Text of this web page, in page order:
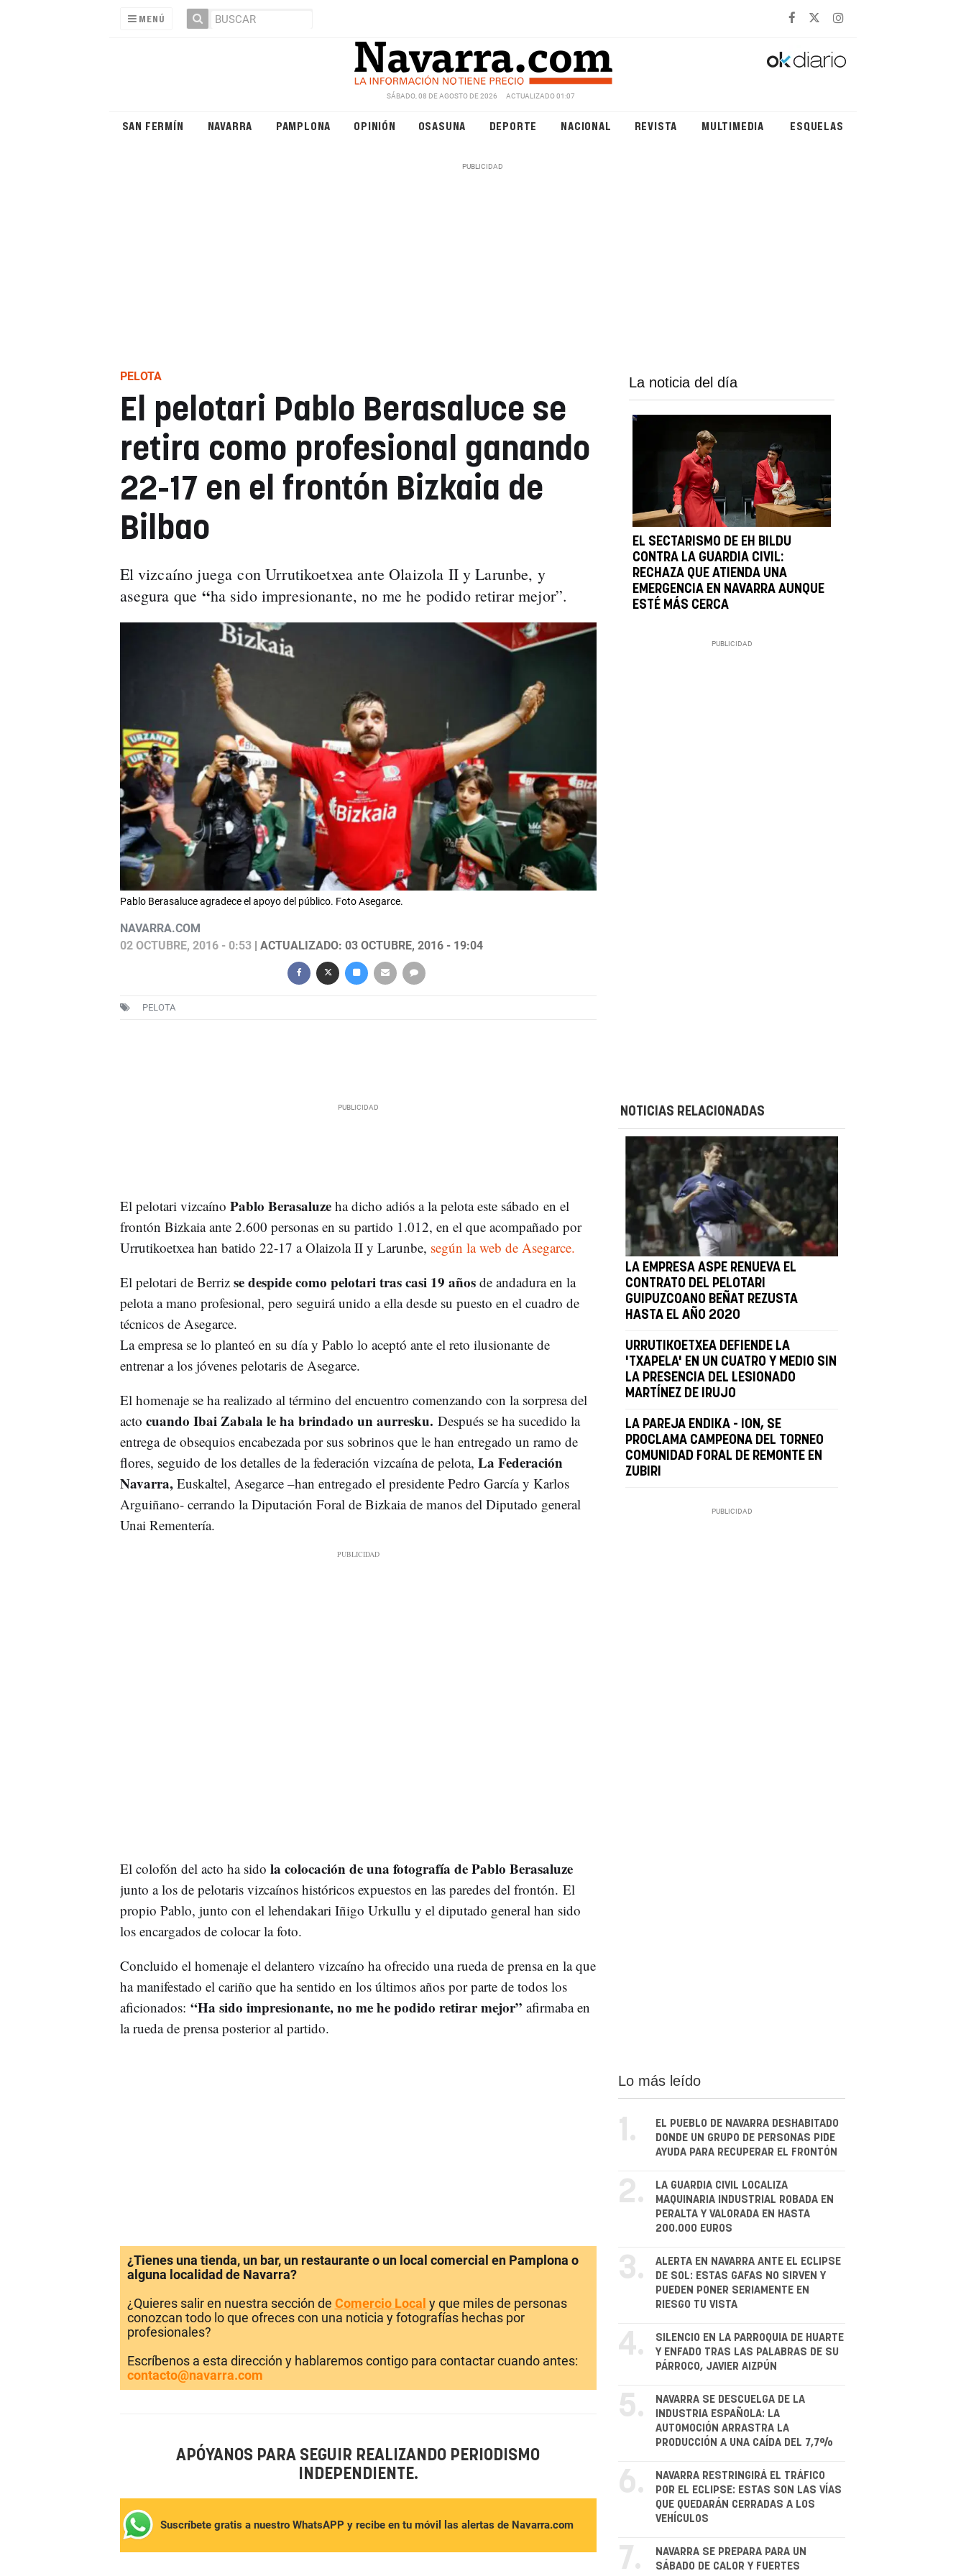
MENÚ
SÁBADO, 08 DE AGOSTO DE 2026 ACTUALIZADO 01:07
SAN FERMÍN NAVARRA PAMPLONA OPINIÓN OSASUNA DEPORTE NACIONAL REVISTA MULTIMEDIA ESQUELAS
PELOTA
El pelotari Pablo Berasaluce se
retira como profesional ganando
22-17 en el frontón Bizkaia de
Bilbao
El vizcaíno juega con Urrutikoetxea ante Olaizola II y Larunbe, y
asegura que“ha sido impresionante, no me he podido retirar mejor”.
Pablo Berasaluce agradece el apoyo del público. Foto Asegarce.
NAVARRA.COM
02 OCTUBRE, 2016 - 0:53| ACTUALIZADO: 03 OCTUBRE, 2016 - 19:04
PELOTA
La noticia del día
EL SECTARISMO DE EH BILDU
CONTRA LA GUARDIA CIVIL:
RECHAZA QUE ATIENDA UNA
EMERGENCIA EN NAVARRA AUNQUE
ESTÉ MÁS CERCA
El pelotari vizcaíno Pablo Berasaluzeha dicho adiós a la pelota este sábado en el
frontón Bizkaia ante 2.600 personas en su partido 1.012, en el que acompañado por
Urrutikoetxea han batido 22-17 a Olaizola II y Larunbe, según la web de Asegarce.
El pelotari de Berrizse despide como pelotari tras casi 19 años de andadura en la
pelota a mano profesional, pero seguirá unido a ella desde su puesto en el cuadro de
técnicos de Asegarce.
La empresa se lo planteó en su día y Pablo lo aceptó ante el reto ilusionante de
entrenar a los jóvenes pelotaris de Asegarce.
El homenaje se ha realizado al término del encuentro comenzando con la sorpresa del
acto cuando Ibai Zabala le ha brindado un aurresku. Después se ha sucedido la
entrega de obsequios encabezada por sus sobrinos que le han entregado un ramo de
flores, seguido de los detalles de la federación vizcaína de pelota, La Federación
Navarra,Euskaltel, Asegarce –han entregado el presidente Pedro García y Karlos
Arguiñano- cerrando la Diputación Foral de Bizkaia de manos del Diputado general
Unai Rementería.
El colofón del acto ha sido la colocación de una fotografía de Pablo Berasaluze
junto a los de pelotaris vizcaínos históricos expuestos en las paredes del frontón. El
propio Pablo, junto con el lehendakari Iñigo Urkullu y el diputado general han sido
los encargados de colocar la foto.
Concluido el homenaje el delantero vizcaíno ha ofrecido una rueda de prensa en la que
ha manifestado el cariño que ha sentido en los últimos años por parte de todos los
aficionados: “Ha sido impresionante, no me he podido retirar mejor” afirmaba en
la rueda de prensa posterior al partido.
NOTICIAS RELACIONADAS
LA EMPRESA ASPE RENUEVA EL
CONTRATO DEL PELOTARI
GUIPUZCOANO BEÑAT REZUSTA
HASTA EL AÑO 2020
URRUTIKOETXEA DEFIENDE LA
'TXAPELA' EN UN CUATRO Y MEDIO SIN
LA PRESENCIA DEL LESIONADO
MARTÍNEZ DE IRUJO
LA PAREJA ENDIKA - ION, SE
PROCLAMA CAMPEONA DEL TORNEO
COMUNIDAD FORAL DE REMONTE EN
ZUBIRI
¿Tienes una tienda, un bar, un restaurante o un local comercial en Pamplona o
alguna localidad de Navarra?
¿Quieres salir en nuestra sección de Comercio Local y que miles de personas
conozcan todo lo que ofreces con una noticia y fotografías hechas por
profesionales?
Escríbenos a esta dirección y hablaremos contigo para contactar cuando antes:
contacto@navarra.com
APÓYANOS PARA SEGUIR REALIZANDO PERIODISMO
INDEPENDIENTE.
Suscríbete gratis a nuestro WhatsAPP y recibe en tu móvil las alertas de Navarra.com
Lo más leído
1.
EL PUEBLO DE NAVARRA DESHABITADO
DONDE UN GRUPO DE PERSONAS PIDE
AYUDA PARA RECUPERAR EL FRONTÓN
2.
LA GUARDIA CIVIL LOCALIZA
MAQUINARIA INDUSTRIAL ROBADA EN
PERALTA Y VALORADA EN HASTA
200.000 EUROS
3.
ALERTA EN NAVARRA ANTE EL ECLIPSE
DE SOL: ESTAS GAFAS NO SIRVEN Y
PUEDEN PONER SERIAMENTE EN
RIESGO TU VISTA
4.
SILENCIO EN LA PARROQUIA DE HUARTE
Y ENFADO TRAS LAS PALABRAS DE SU
PÁRROCO, JAVIER AIZPÚN
5.
NAVARRA SE DESCUELGA DE LA
INDUSTRIA ESPAÑOLA: LA
AUTOMOCIÓN ARRASTRA LA
PRODUCCIÓN A UNA CAÍDA DEL 7,7%
6.
NAVARRA RESTRINGIRÁ EL TRÁFICO
POR EL ECLIPSE: ESTAS SON LAS VÍAS
QUE QUEDARÁN CERRADAS A LOS
VEHÍCULOS
7.
NAVARRA SE PREPARA PARA UN
SÁBADO DE CALOR Y FUERTES